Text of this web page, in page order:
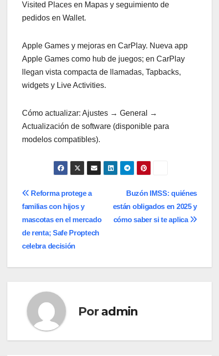
Visited Places en Mapas y seguimiento de
pedidos en Wallet.
Apple Games y mejoras en CarPlay. Nueva app
Apple Games como hub de juegos; en CarPlay
llegan vista compacta de llamadas, Tapbacks,
widgets y Live Activities.
Cómo actualizar: Ajustes → General →
Actualización de software (disponible para
modelos compatibles).
Navegación
de
entradas
Buzón IMSS: quiénes
están obligados en 2025 y
cómo saber si te aplica
Reforma protege a
familias con hijos y
mascotas en el mercado
de renta; Safe Proptech
celebra decisión
Por admin